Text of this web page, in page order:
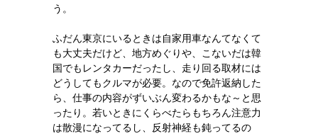
う。
ふだん東京にいるときは自家用車なんてなくて
も大丈夫だけど、地方めぐりや、こないだは韓
国でもレンタカーだったし、走り回る取材には
どうしてもクルマが必要。なので免許返納した
ら、仕事の内容がずいぶん変わるかもな～と思
ったり。若いときにくらべたらもちろん注意力
は散漫になってるし、反射神経も鈍ってるの